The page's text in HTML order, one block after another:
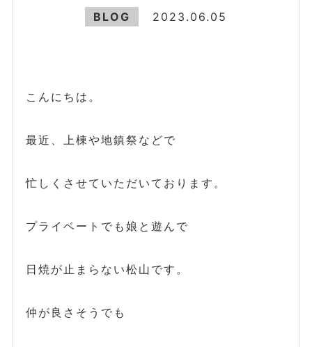
BLOG 2023.06.05
こんにちは。
最近、上棟や地鎮祭などで
忙しくさせていただいております。
プライベートでも娘と遊んで
日焼が止まらない松山です。
仲が良さそうでも